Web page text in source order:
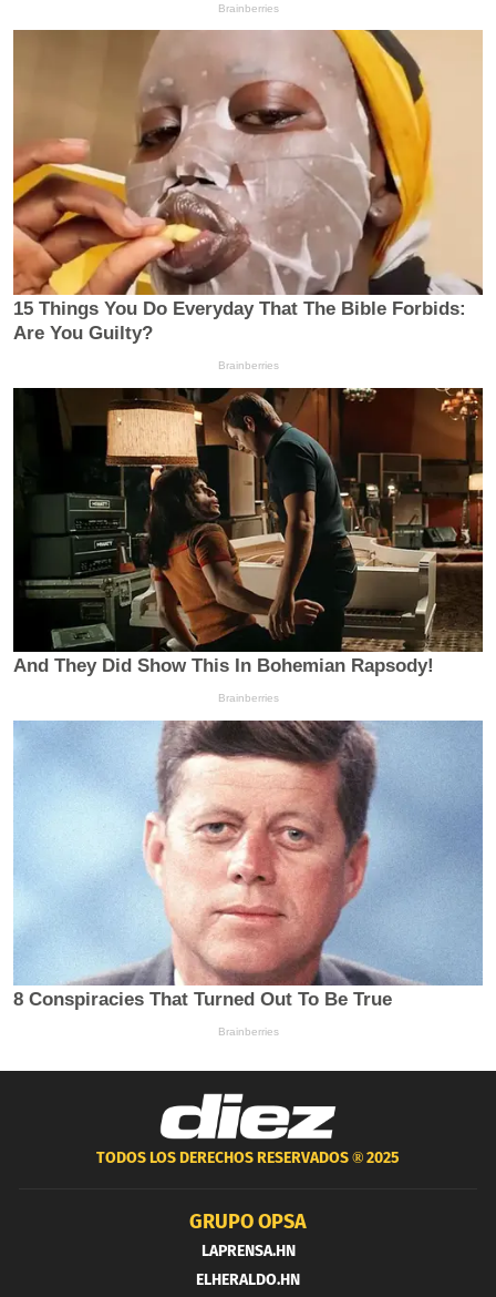
TODOS LOS DERECHOS RESERVADOS ®2025
GRUPO OPSA
LAPRENSA.HN
ELHERALDO.HN